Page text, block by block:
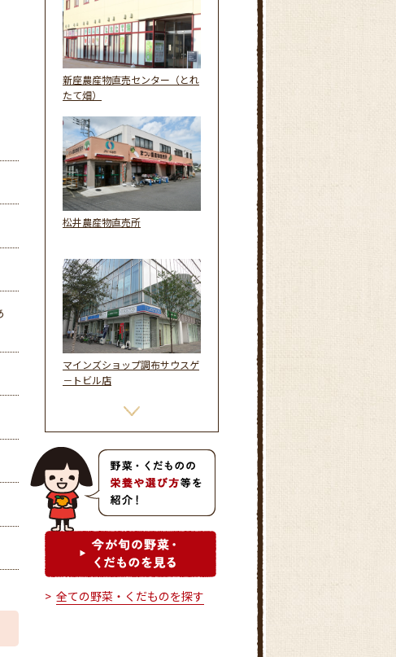
新座農産物直売センター（とれ
たて畑）
松井農産物直売所
マインズショップ調布サウスゲ
－トビル店
マインズショップ多磨店
全ての野菜・くだものを探す